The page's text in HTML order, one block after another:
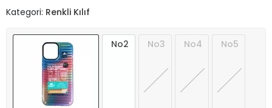
Kategori: Renkli Kılıf
No2 No3 No4 No5